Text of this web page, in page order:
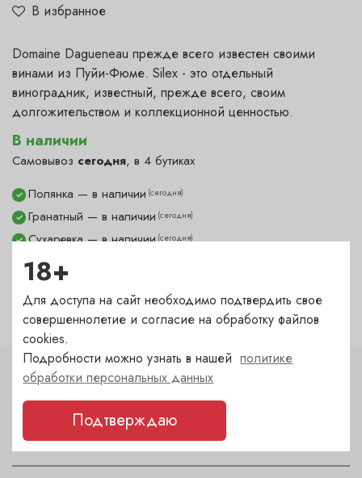
В избранное
В наличии
Самовывоз сегодня, в 4 бутиках
✓ Гранатный — в наличии (сегодня)
✓ Полянка — в наличии (сегодня)
Пречистенка — под заказ
Садовническая — в наличии
✓ Сухаревка — в наличии (сегодня)
Domaine Dagueneau прежде всего известен своими
винами из Пуйи-Фюме. Silex - это отдельный
виноградник, известный, прежде всего, своим
долгожительством и коллекционной ценностью.
Характеристики
белый
18+
Для доступа на сайт необходимо подтвердить свое
совершеннолетие и согласие на обработку файлов
cookies.
Подробности можно узнать в нашейполитике
обработки персональных данных
Подтверждаю